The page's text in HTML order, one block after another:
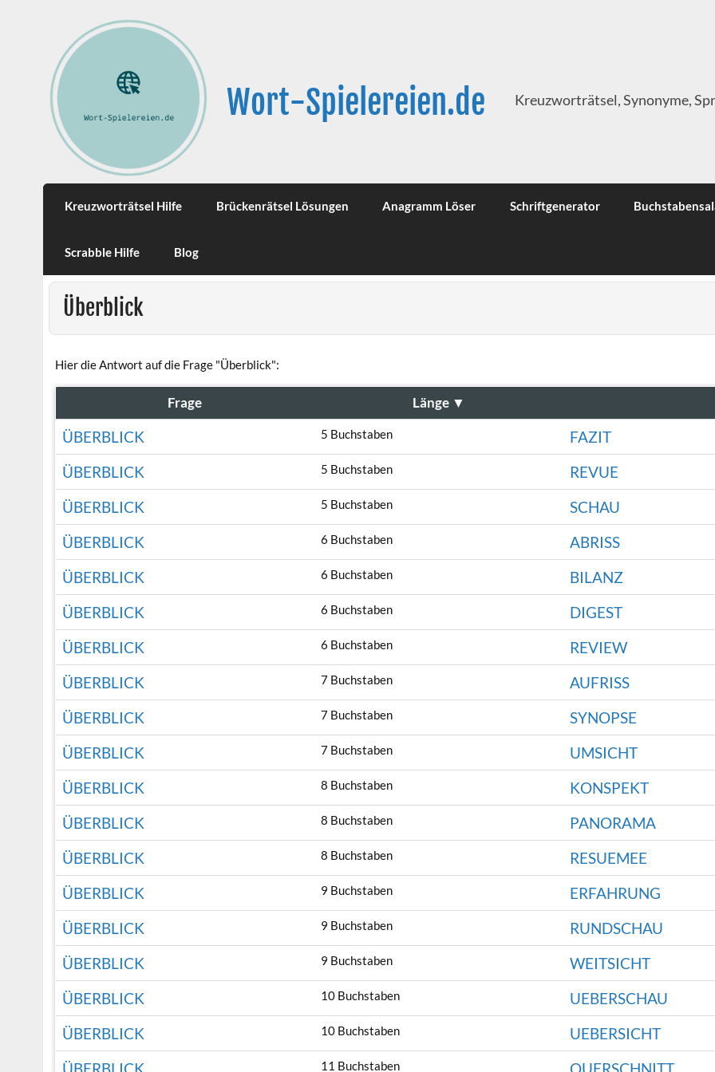
Wort-Spielereien.de Kreuzworträtsel, Synonyme,
Kreuzworträtsel Hilfe Brückenrätsel Lösungen Anagramm Löser Schriftgenerator
Scrabble Hilfe Blog
Überblick
Hier die Antwort auf die Frage "Überblick":
Frage Länge ▼
ÜBERBLICK 5 Buchstaben
FAZIT
ÜBERBLICK
5 Buchstaben
REVUE
ÜBERBLICK
5 Buchstaben
SCHAU
ÜBERBLICK
6 Buchstaben
ABRISS
ÜBERBLICK
6 Buchstaben
BILANZ
ÜBERBLICK
6 Buchstaben
DIGEST
ÜBERBLICK
6 Buchstaben
REVIEW
ÜBERBLICK
7 Buchstaben
AUFRISS
ÜBERBLICK
7 Buchstaben
SYNOPSE
ÜBERBLICK
7 Buchstaben
UMSICHT
ÜBERBLICK
8 Buchstaben
KONSPEKT
ÜBERBLICK
8 Buchstaben
PANORAMA
ÜBERBLICK
8 Buchstaben
RESUEMEE
ÜBERBLICK
9 Buchstaben
ERFAHRUNG
ÜBERBLICK
9 Buchstaben
RUNDSCHAU
ÜBERBLICK
9 Buchstaben
WEITSICHT
ÜBERBLICK
10 Buchstaben
UEBERSCHAU
ÜBERBLICK
10 Buchstaben
UEBERSICHT
11 Buchstaben